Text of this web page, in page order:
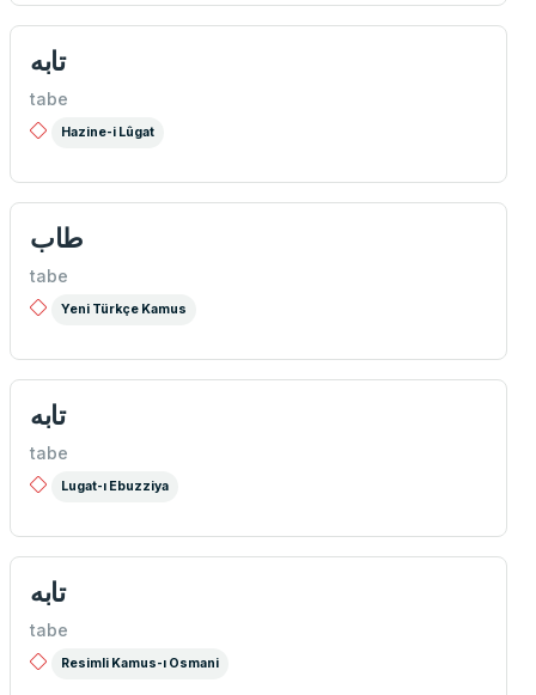
تابه
tabe
Hazine-i Lûgat
طاب
tabe
Yeni Türkçe Kamus
تابه
tabe
Lugat-ı Ebuzziya
تابه
tabe
Resimli Kamus-ı Osmani